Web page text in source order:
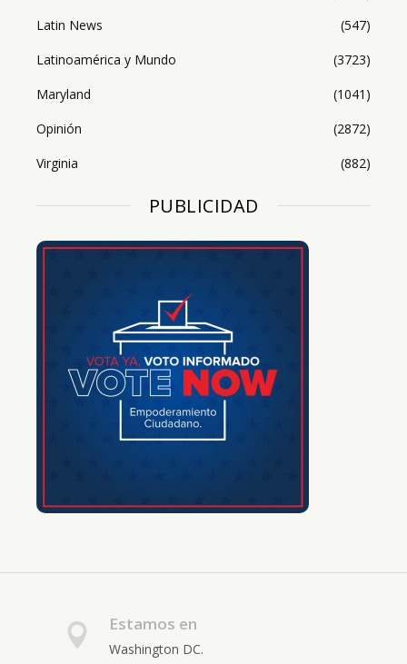
Latin News
(547)
Latinoamérica y Mundo
(3723)
Maryland
(1041)
Opinión
(2872)
Virginia
(882)
PUBLICIDAD
Estamos en
Washington DC.